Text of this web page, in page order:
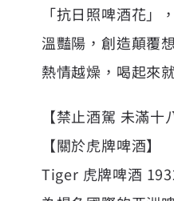
「抗日照啤酒花」
溫豔陽，創造顛覆
熱情越燥，喝起來
【禁止酒駕 未滿十
【關於虎牌啤酒】
Tiger 虎牌啤酒